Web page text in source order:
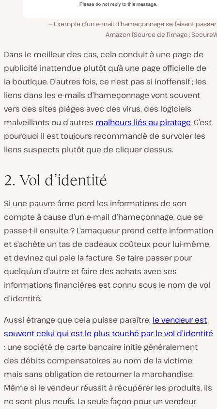
Exemple d’un e-mail d’hameçonnage se faisant
Amazon (Source de l’image :
Dans le meilleur des cas, cela conduit à une page de
publicité inattendue plutôt qu’à une page officielle de
la boutique. D’autres fois, ce n’est pas si inoffensif ; les
liens dans les e-mails d’hameçonnage vont souvent
vers des sites pièges avec des virus, des logiciels
malveillants ou d’autres malheurs liés au piratage. C’est
pourquoi il est toujours recommandé de survoler les
liens suspects plutôt que de cliquer dessus.
2. Vol d’identité
Si une pauvre âme perd les informations de son
compte à cause d’un e-mail d’hameçonnage, que se
passe-t-il ensuite ? L’arnaqueur prend cette information
et s’achète un tas de cadeaux coûteux pour lui-même,
et devinez qui paie la facture. Se faire passer pour
quelqu’un d’autre et faire des achats avec ses
informations financières est connu sous le nom de vol
d’identité.
Aussi étrange que cela puisse paraître, le vendeur est
souvent celui qui est le plus touché par le vol d’identité
: une société de carte bancaire initie généralement
des débits compensatoires au nom de la victime,
mais sans obligation de retourner la marchandise.
Même si le vendeur réussit à récupérer les produits, ils
ne sont plus neufs. La seule façon pour un vendeur